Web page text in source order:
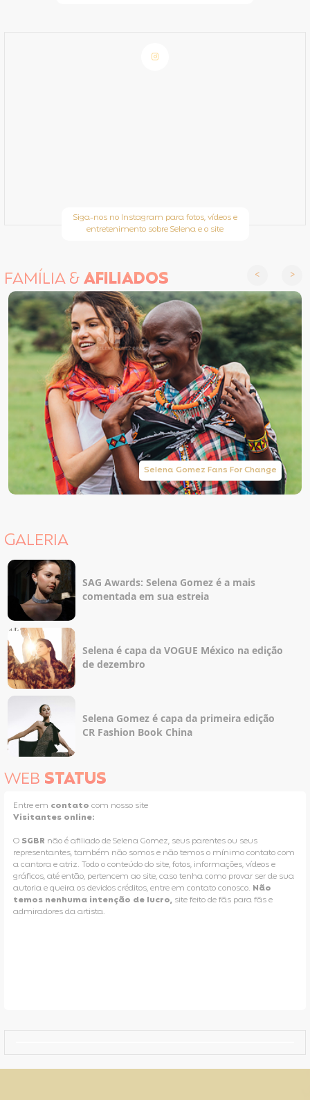
Siga-nos no Instagram para fotos, vídeos e
entretenimento sobre Selena e o site
FAMÍLIA &AFILIADOS
Selena Gomez Fans For Change
GALERIA
SAG Awards: Selena Gomez é a mais
comentada em sua estreia
Selena é capa da VOGUE México na edição
de dezembro
Selena Gomez é capa da primeira edição
CR Fashion Book China
WEB STATUS
Entre em contato com nosso site
Visitantes online:
O SGBR não é afiliado de Selena Gomez, seus parentes ou seus
representantes, também não somos e não temos o mínimo contato com
a cantora e atriz. Todo o conteúdo do site, fotos, informações, vídeos e
gráficos, até então, pertencem ao site, caso tenha como provar ser de sua
autoria e queira os devidos créditos, entre em contato conosco. Não
temos nenhuma intenção de lucro, site feito de fãs para fãs e
admiradores da artista.